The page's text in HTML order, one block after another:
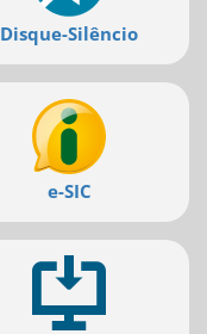
Disque-Silêncio
e-SIC